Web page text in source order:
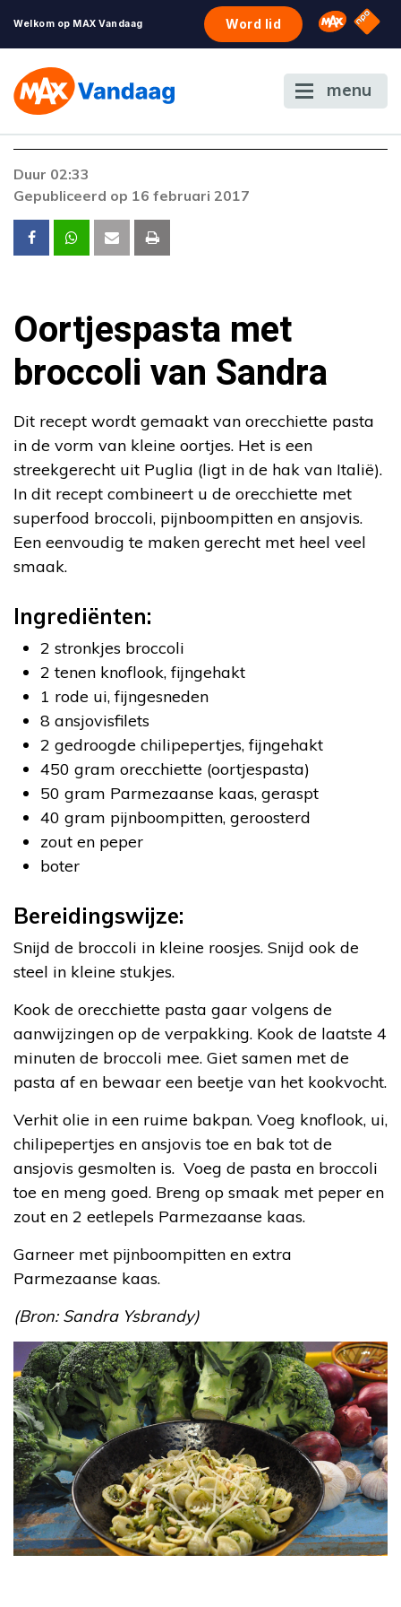
Welkom op MAX Vandaag Word lid Omroep
NPO
menu
Duur 02:33
Gepubliceerd op 16 februari 2017
Oortjespasta met
broccoli van Sandra
Dit recept wordt gemaakt van orecchiette pasta
in de vorm van kleine oortjes. Het is een
streekgerecht uit Puglia (ligt in de hak van Italië).
In dit recept combineert u de orecchiette met
superfood broccoli, pijnboompitten en ansjovis.
Een eenvoudig te maken gerecht met heel veel
smaak.
Ingrediënten:
2 stronkjes broccoli
2 tenen knoflook, fijngehakt
1 rode ui, fijngesneden
8 ansjovisfilets
2 gedroogde chilipepertjes, fijngehakt
450 gram orecchiette (oortjespasta)
50 gram Parmezaanse kaas, geraspt
40 gram pijnboompitten, geroosterd
zout en peper
boter
Bereidingswijze:
Snijd de broccoli in kleine roosjes. Snijd ook de
steel in kleine stukjes.
Kook de orecchiette pasta gaar volgens de
aanwijzingen op de verpakking. Kook de laatste 4
minuten de broccoli mee. Giet samen met de
pasta af en bewaar een beetje van het kookvocht.
Verhit olie in een ruime bakpan. Voeg knoflook, ui,
chilipepertjes en ansjovis toe en bak tot de
ansjovis gesmolten is. Voeg de pasta en broccoli
toe en meng goed. Breng op smaak met peper en
zout en 2 eetlepels Parmezaanse kaas.
Garneer met pijnboompitten en extra
Parmezaanse kaas.
(Bron: Sandra Ysbrandy)